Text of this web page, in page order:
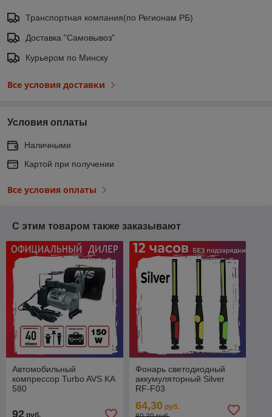
Транспортная компания(по Регионам РБ)
Доставка "Самовывоз"
Курьером по Минску
Все условия доставки
Условия оплаты
Наличными
Картой при получении
Все условия оплаты
С этим товаром также заказывают
Автомобильный
компрессор Turbo AVS KA
580
92
Фонарь светодиодный
аккумуляторный Silver
RF-F03
64,30руб.